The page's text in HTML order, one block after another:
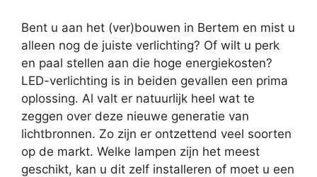
Bent u aan het (ver)bouwen in Bertem en mist u
alleen nog de juiste verlichting? Of wilt u perk
en paal stellen aan die hoge energiekosten?
LED-verlichting is in beiden gevallen een prima
oplossing. Al valt er natuurlijk heel wat te
zeggen over deze nieuwe generatie van
lichtbronnen. Zo zijn er ontzettend veel soorten
op de markt. Welke lampen zijn het meest
geschikt, kan u dit zelf installeren of moet u een